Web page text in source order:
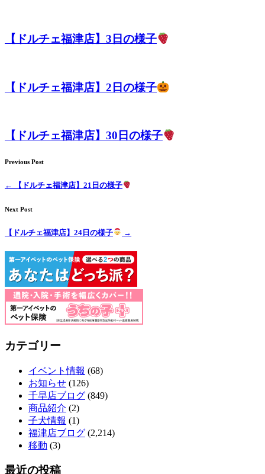
ル
【ドルチェ福津店】3日の様子
【ドルチェ福津店】2日の様子
【ドルチェ福津店】30日の様子
Previous Post
← 【ドルチェ福津店】21日の様子
Next Post
【ドルチェ福津店】24日の様子 →
カテゴリー
イベント情報 (68)
お知らせ (126)
千早店ブログ (849)
商品紹介 (2)
子犬情報 (1)
福津店ブログ (2,214)
移動 (3)
最近の投稿